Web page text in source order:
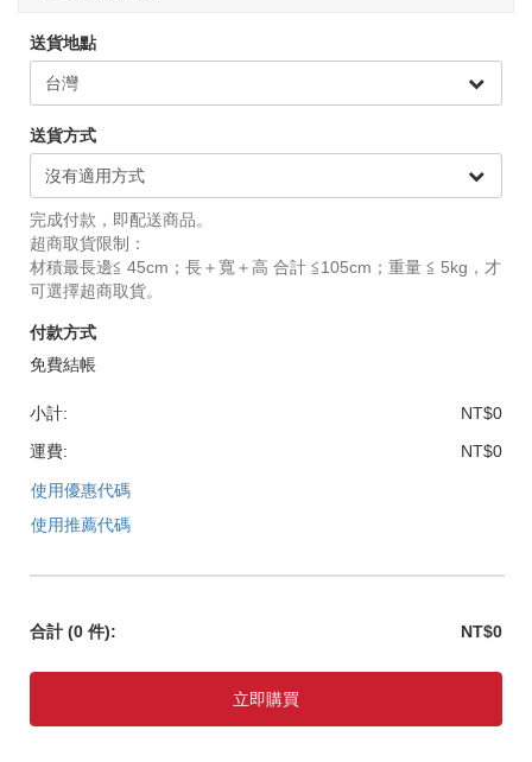
送貨地點
送貨方式
完成付款，即配送商品。
超商取貨限制：
材積最長邊≦ 45cm；長＋寬＋高 合計 ≦105cm；重量 ≦ 5kg，才
可選擇超商取貨。
付款方式
免費結帳
小計:
NT$0
運費:
NT$0
使用優惠代碼
使用推薦代碼
合計 (0 件): NT$0
立即購買